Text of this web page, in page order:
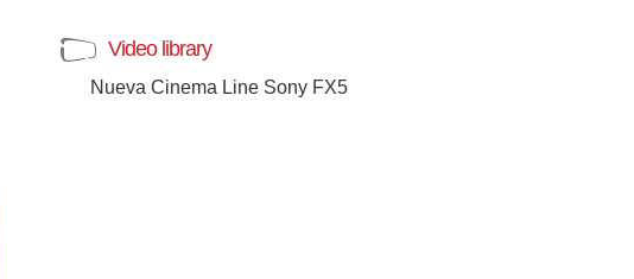
Video library
Nueva Cinema Line Sony FX5